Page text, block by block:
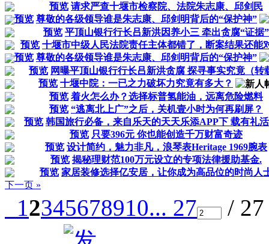
预览 请求严查十堰市检察院、法院朱志康、邱剑民
预览 尊敬的各级领导谁是朱志康、邱剑明背后的“保护神”
预览 平顶山银行行长吕新洪因养小三 牵出贪腐“证据”
预览 十堰市中级人民法院责任主体都错了，断案结果还能
预览 尊敬的各级领导谁是朱志康、邱剑明背后的“保护神”
预览 网曝平顶山银行行长吕新洪贪腐 探寻事实究竟（转
预览 十堰中院：一已之力破坏力究竟有多大？
预览 着火怎么办？选择标普氢能油，远离危险燃料
预览 “逃离北上广”之后，关机壹小时为何再刷屏？
预览 韩国旅行必备，来自乐天的天天乐添APP下 载有礼
预览 只要396元 你也能创造千万财富奇迹
预览 设计简约，魅力非凡，浪琴表Heritage 1969腕表
预览 揭秘理财范100万元设立的专项法律援助基金.
预览 家居装修选择亿安居，让你成为高品位的时尚人
下一页 »
12345678910... 27 /